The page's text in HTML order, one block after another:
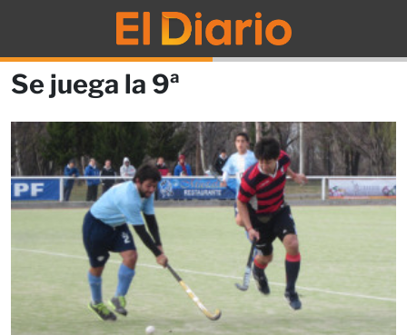
Se juega la 9ª